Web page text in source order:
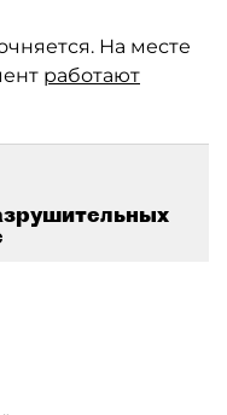
На месте
работают